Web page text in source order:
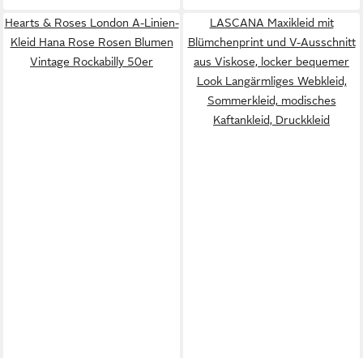
Hearts & Roses London A-Linien-
Kleid Hana Rose Rosen Blumen
Vintage Rockabilly 50er
LASCANA Maxikleid mit
Blümchenprint und V-Ausschnitt
aus Viskose, locker bequemer
Look Langärmliges Webkleid,
Sommerkleid, modisches
Kaftankleid, Druckkleid